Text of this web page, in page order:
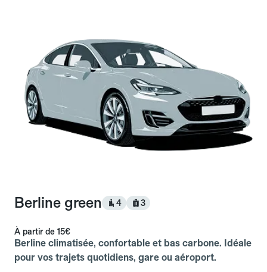
Berline green 4 3
À partir de 15€
Berline climatisée, confortable et bas carbone. Idéale
pour vos trajets quotidiens, gare ou aéroport.